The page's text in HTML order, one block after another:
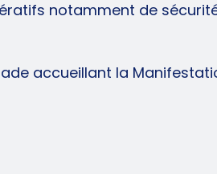
notamment de
accueillant la